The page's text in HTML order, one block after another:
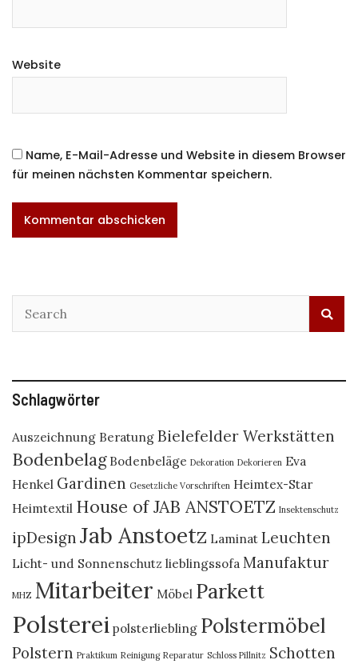
Website
Name, E-Mail-Adresse und Website in diesem Browser
für meinen nächsten Kommentar speichern.
Schlagwörter
Auszeichnung Beratung Bielefelder Werkstätten
Bodenbelag Bodenbeläge Dekoration Dekorieren Eva
Henkel Gardinen Gesetzliche Vorschriften Heimtex-Star
Heimtextil House of JAB ANSTOETZ Insektenschutz
ipDesign Jab Anstoetz Laminat Leuchten
Licht- und Sonnenschutz lieblingssofa Manufaktur
MHZ Mitarbeiter Möbel Parkett
Polsterei polsterliebling Polstermöbel
Polstern Praktikum Reinigung Reparatur Schloss Pillnitz Schotten